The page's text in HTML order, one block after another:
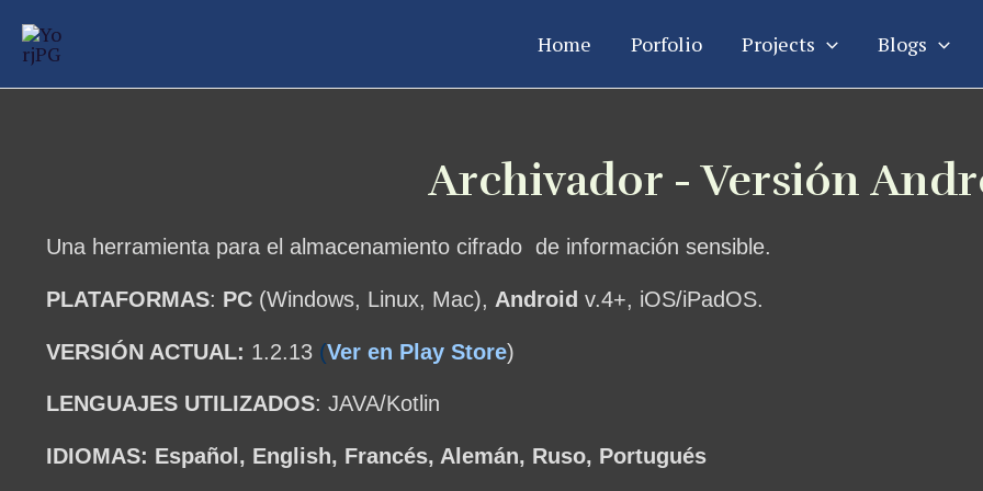
Home Porfolio Projects Blogs
Archivador - Versión
Una herramienta para el almacenamiento cifrado de información sensible.
PLATAFORMAS: PC (Windows, Linux, Mac), Android v.4+, iOS/iPadOS.
VERSIÓN ACTUAL: 1.2.13 (Ver en Play Store)
LENGUAJES UTILIZADOS: JAVA/Kotlin
IDIOMAS: Español, English, Francés, Alemán, Ruso, Portugués